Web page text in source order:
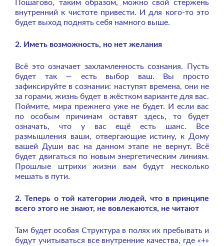
Пошагово, таким образом, можно свой стержень
внутренний к чистоте привести. И для кого-то это
будет выход поднять себя намного выше.
2. Иметь возможность, но нет желания
Всё это означает захламленность сознания. Пусть
будет так — есть выбор ваш. Вы просто
зафиксируйте в сознании: наступят времена, они не
за горами, жизнь будет в жёстком варианте для вас.
Поймите, мира прежнего уже не будет. И если вас
по особым причинам оставят здесь, то будет
означать, что у вас ещё есть шанс. Все
размышления ваши, отвергающие истину, к Дому
вашей Души вас на данном этапе не вернут. Всё
будет двигаться по новым энергетическим линиям.
Прошлые штрихи жизни вам будут несколько
мешать в пути.
2. Теперь о той категории людей, что в принципе
всего этого не знают, не вовлекаются, не читают
Там будет особая Структура в полях их пребывать и
будут учитываться все внутренние качества, где «+»